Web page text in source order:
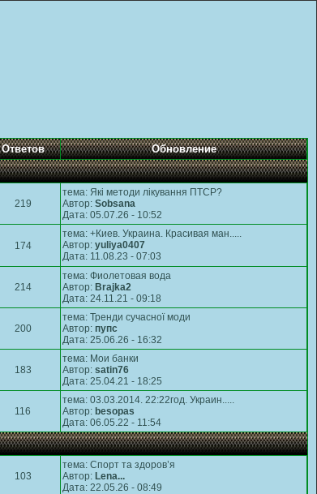
Ответов Обновление
219
тема: Які методи лікування ПТСР?
Автор: Sobsana
Дата: 05.07.26 - 10:52
174
тема: +Киев. Украина. Красивая ман.....
Автор: yuliya0407
Дата: 11.08.23 - 07:03
214
тема: Фиолетовая вода
Автор: Brajka2
Дата: 24.11.21 - 09:18
200
тема: Тренди сучасної моди
Автор: пупс
Дата: 25.06.26 - 16:32
183
тема: Мои банки
Автор: satin76
Дата: 25.04.21 - 18:25
116
тема: 03.03.2014. 22:22год. Украин.....
Автор: besopas
Дата: 06.05.22 - 11:54
103
тема: Спорт та здоров’я
Автор: Lena...
Дата: 22.05.26 - 08:49